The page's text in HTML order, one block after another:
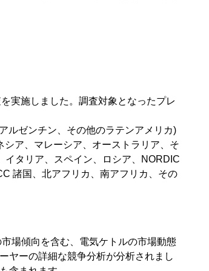
実施しました。調査対象となったプレ
ルゼンチン、その他のラテンアメリカ)
シア、マレーシア、オーストラリア、そ
タリア、スペイン、ロシア、NORDIC
諸国、北アフリカ、南アフリカ、その
場傾向を含む、電気ケトルの市場動態
ヤーの詳細な競争分析が分析されまし